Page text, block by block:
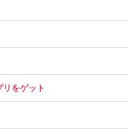
をゲット